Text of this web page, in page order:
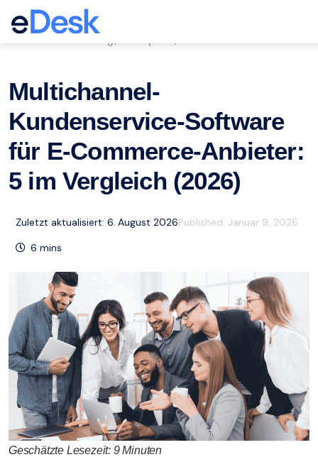
eCommerce Support Central
Multichannel-
Kundenservice-Software
für E-Commerce-Anbieter:
5 im Vergleich (2026)
Zuletzt aktualisiert: 6. August 2026Published: Januar 9, 2026
6 mins
Geschätzte Lesezeit: 9 Minuten